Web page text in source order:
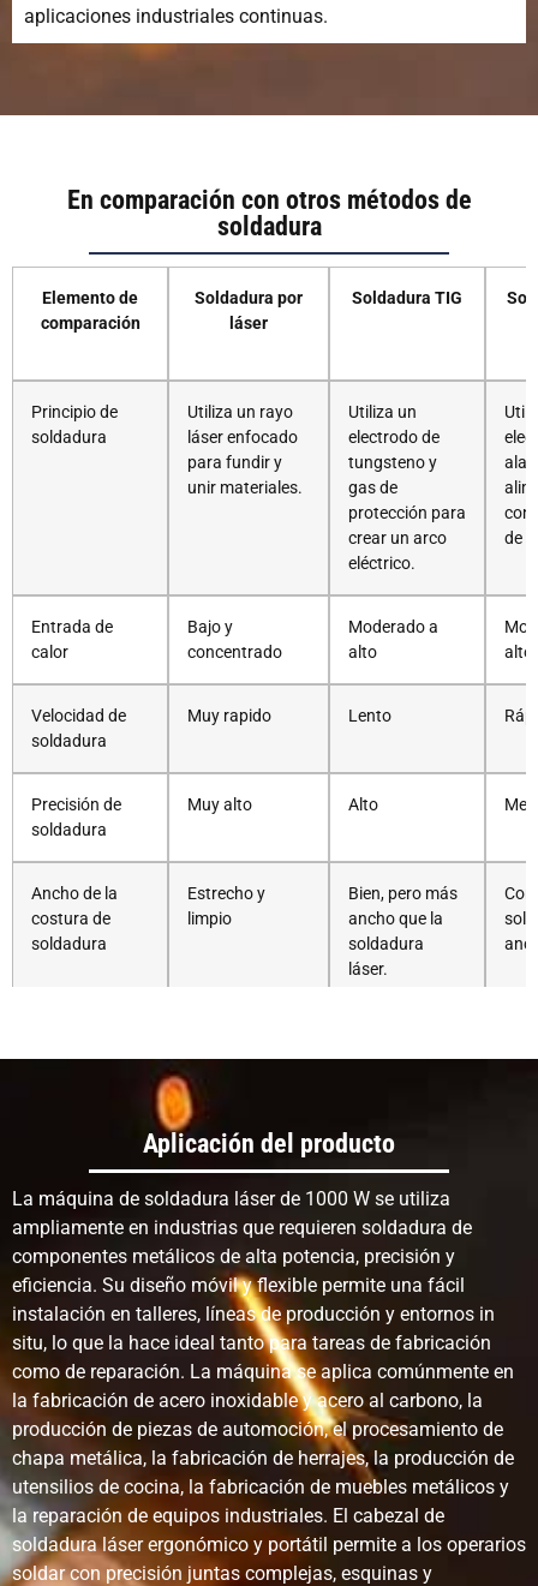
aplicaciones industriales continuas.
En comparación con otros métodos de
soldadura
Elemento de
comparación
Soldadura por
láser
Soldadura TIG
Principio de
soldadura
Utiliza un rayo
láser enfocado
para fundir y
unir materiales.
Utiliza un
electrodo de
tungsteno y
gas de
protección para
crear un arco
eléctrico.
de
Entrada de
calor
Bajo y
concentrado
Moderado a
alto
alto
Velocidad de
soldadura
Muy rapido Lento
Precisión de
soldadura
Muy alto Alto
Ancho de la
costura de
soldadura
Estrecho y
limpio
Bien, pero más
ancho que la
soldadura
láser.
Zona afectada
Pequeño
Más grande
Distorsión del
material
Bajo Medio
Resistencia a la
soldadura
Alto con
parámetros
correctos
Alto
Soldadura de
metales
delgados
Excelente para
láminas
delgadas y
piezas de
precisión.
Bueno, pero
requiere un
control experto.
Es
Soldadura de
metales
Adecuado para
sistemas de alta
Adecuado pero
más lento
Aplicación del producto
La máquina de soldadura láser de 1000 W se utiliza
ampliamente en industrias que requieren soldadura de
componentes metálicos de alta potencia, precisión y
eficiencia. Su diseño móvil y flexible permite una fácil
instalación en talleres, líneas de producción y entornos in
situ, lo que la hace ideal tanto para tareas de fabricación
como de reparación. La máquina se aplica comúnmente en
la fabricación de acero inoxidable y acero al carbono, la
producción de piezas de automoción, el procesamiento de
chapa metálica, la fabricación de herrajes, la producción de
utensilios de cocina, la fabricación de muebles metálicos y
la reparación de equipos industriales. El cabezal de
soldadura láser ergonómico y portátil permite a los operarios
soldar con precisión juntas complejas, esquinas y